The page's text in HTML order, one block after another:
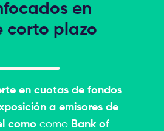
en
corto plazo
en cuotas de fondos
a emisores de
como como Bank of